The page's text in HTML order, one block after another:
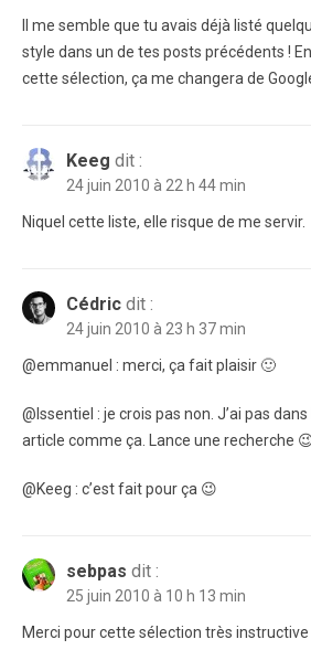
Il me semble que tu avais déjà listé
style dans un de tes posts précédents !
cette sélection, ça me changera de
Keeg dit :
24 juin 2010 à 22 h 44 min
Niquel cette liste, elle risque de me servir.
Cédric dit :
24 juin 2010 à 23 h 37 min
@emmanuel : merci, ça fait plaisir 🙂
@Issentiel : je crois pas non. J’ai pas dans
article comme ça. Lance une recherche
@Keeg : c’est fait pour ça 😉
sebpas dit :
25 juin 2010 à 10 h 13 min
Merci pour cette sélection très